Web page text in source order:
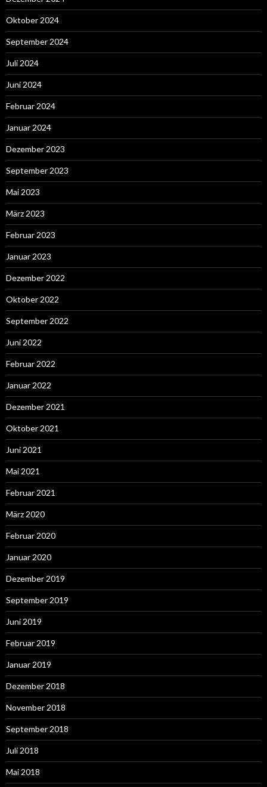
Oktober 2024
September 2024
Juli 2024
Juni 2024
Februar 2024
Januar 2024
Dezember 2023
September 2023
Mai 2023
März 2023
Februar 2023
Januar 2023
Dezember 2022
Oktober 2022
September 2022
Juni 2022
Februar 2022
Januar 2022
Dezember 2021
Oktober 2021
Juni 2021
Mai 2021
Februar 2021
März 2020
Februar 2020
Januar 2020
Dezember 2019
September 2019
Juni 2019
Februar 2019
Januar 2019
Dezember 2018
November 2018
September 2018
Juli 2018
Mai 2018